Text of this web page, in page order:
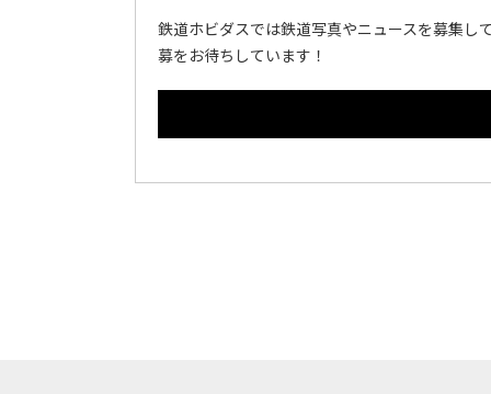
鉄道ホビダスでは鉄道写真やニュースを募集し
募をお待ちしています！